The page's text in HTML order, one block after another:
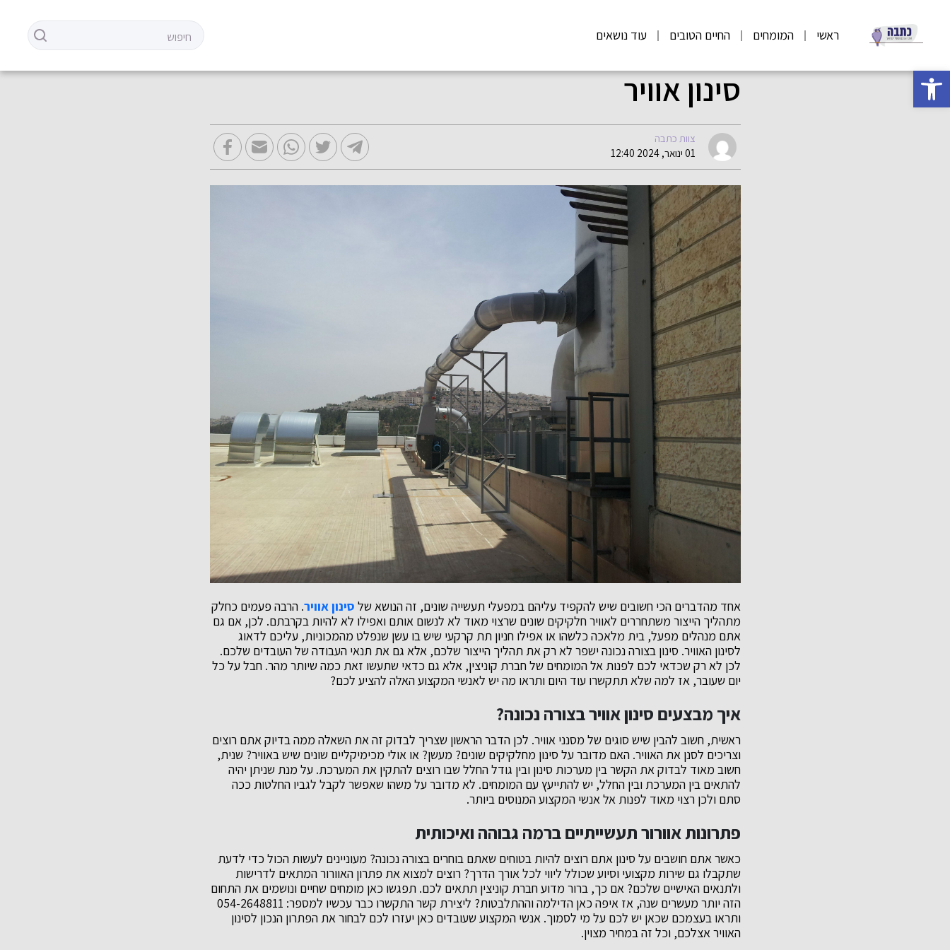
פתח סרגל נגישות
ראשי המומחים החיים הטובים עוד נושאים
סינון אוויר
צוות כתבה
01 ינואר, 2024 12:40
אחד מהדברים הכי חשובים שיש להקפיד עליהם במפעלי תעשייה שונים, זה הנושא של סינון אוויר. הרבה פעמים כחלק
מתהליך הייצור משתחררים לאוויר חלקיקים שונים שרצוי מאוד לא לנשום אותם ואפילו לא להיות בקרבתם. לכן, אם גם
אתם מנהלים מפעל, בית מלאכה כלשהו או אפילו חניון תת קרקעי שיש בו עשן שנפלט מהמכוניות, עליכם לדאוג
לסינון האוויר. סינון בצורה נכונה ישפר לא רק את תהליך הייצור שלכם, אלא גם את תנאי העבודה של העובדים שלכם.
לכן לא רק שכדאי לכם לפנות אל המומחים של חברת קוניצין, אלא גם כדאי שתעשו זאת כמה שיותר מהר. חבל על כל
יום שעובר, אז למה שלא תתקשרו עוד היום ותראו מה יש לאנשי המקצוע האלה להציע לכם?
איך מבצעים סינון אוויר בצורה נכונה?
ראשית, חשוב להבין שיש סוגים של מסנני אוויר. לכן הדבר הראשון שצריך לבדוק זה את השאלה ממה בדיוק אתם רוצים
וצריכים לסנן את האוויר. האם מדובר על סינון מחלקיקים שונים? מעשן? או אולי מכימיקליים שונים שיש באוויר? שנית,
חשוב מאוד לבדוק את הקשר בין מערכות סינון ובין גודל החלל שבו רוצים להתקין את המערכת. על מנת שניתן יהיה
להתאים בין המערכת ובין החלל, יש להתייעץ עם המומחים. לא מדובר על משהו שאפשר לקבל לגביו החלטות ככה
סתם ולכן רצוי מאוד לפנות אל אנשי המקצוע המנוסים ביותר.
פתרונות אוורור תעשייתיים ברמה גבוהה ואיכותית
כאשר אתם חושבים על סינון אתם רוצים להיות בטוחים שאתם בוחרים בצורה נכונה? מעוניינים לעשות הכול כדי לדעת
שתקבלו גם שירות מקצועי וסיוע שכולל ליווי לכל אורך הדרך? רוצים למצוא את פתרון האוורור המתאים לדרישות
ולתנאים האישיים שלכם? אם כך, ברור מדוע חברת קוניצין תתאים לכם. תפגשו כאן מומחים שחיים ונושמים את התחום
הזה יותר מעשרים שנה, אז איפה כאן הדילמה וההתלבטות? ליצירת קשר התקשרו כבר עכשיו למספר: 054-2648811
ותראו בעצמכם שכאן יש לכם על מי לסמוך. אנשי המקצוע שעובדים כאן יעזרו לכם לבחור את הפתרון הנכון לסינון
האוויר אצלכם, וכל זה במחיר מצוין.